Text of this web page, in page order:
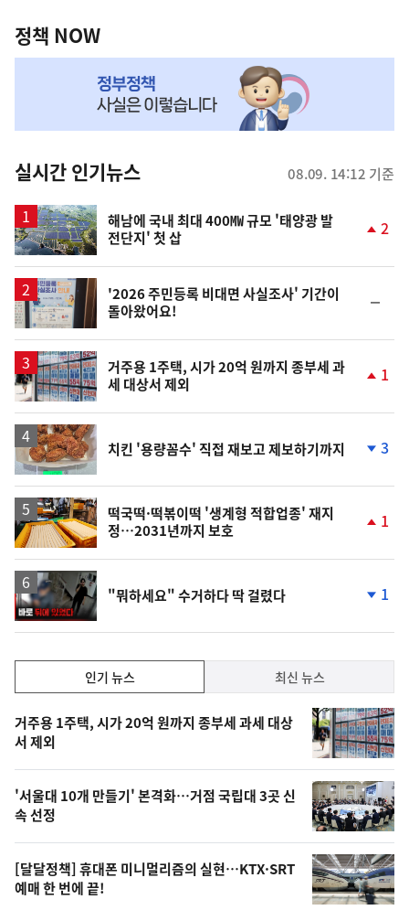
책
NOW,
뉴
스
정책 NOW
실시간 인기뉴스 08.09. 14:12 기준
해남에 국내 최대 400㎿ 규모 '태양광 발
전단지' 첫 삽
상
2
'2026 주민등록 비대면 사실조사' 기간이
돌아왔어요!
일
거주용 1주택, 시가 20억 원까지 종부세 과
세 대상서 제외
상
1
치킨 '용량꼼수' 직접 재보고 제보하기까지
하
3
떡국떡·떡볶이떡 '생계형 적합업종' 재지
정…2031년까지 보호
상
1
영
상
"뭐하세요" 수거하다 딱 걸렸다
하
락
1
기,
최
신,
오
늘
의
영
상
인기 뉴스 최신 뉴스
기
뉴
스
거주용 1주택, 시가 20억 원까지 종부세 과세 대상
서 제외
'서울대 10개 만들기' 본격화…거점 국립대 3곳 신
속 선정
[달달정책] 휴대폰 미니멀리즘의 실현…KTX·SRT
예매 한 번에 끝!